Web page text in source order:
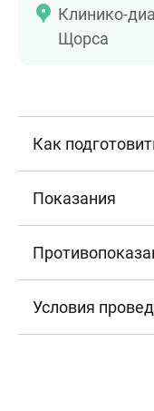
Клинико-
Щорса
Как
Показания
Условия